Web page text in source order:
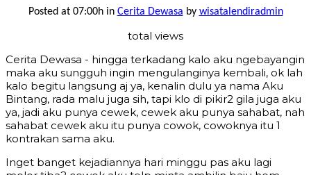
Posted at 07:00hin Cerita Dewasa by wisatalendiradmin
total views
Cerita Dewasa - hingga terkadang kalo aku ngebayangin
maka aku sungguh ingin mengulanginya kembali, ok lah
kalo begitu langsung aj ya, kenalin dulu ya nama Aku
Bintang, rada malu juga sih, tapi klo di pikir2 gila juga aku
ya, jadi aku punya cewek, cewek aku punya sahabat, nah
sahabat cewek aku itu punya cowok, cowoknya itu 1
kontrakan sama aku.
Inget banget kejadiannya hari minggu pas aku lagi